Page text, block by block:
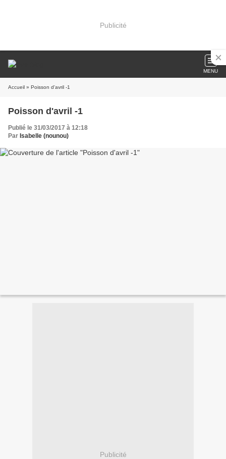
Publicité
MENU
Accueil » Poisson d'avril -1
Poisson d'avril -1
Publié le 31/03/2017 à 12:18
Par Isabelle (nounou)
Publicité